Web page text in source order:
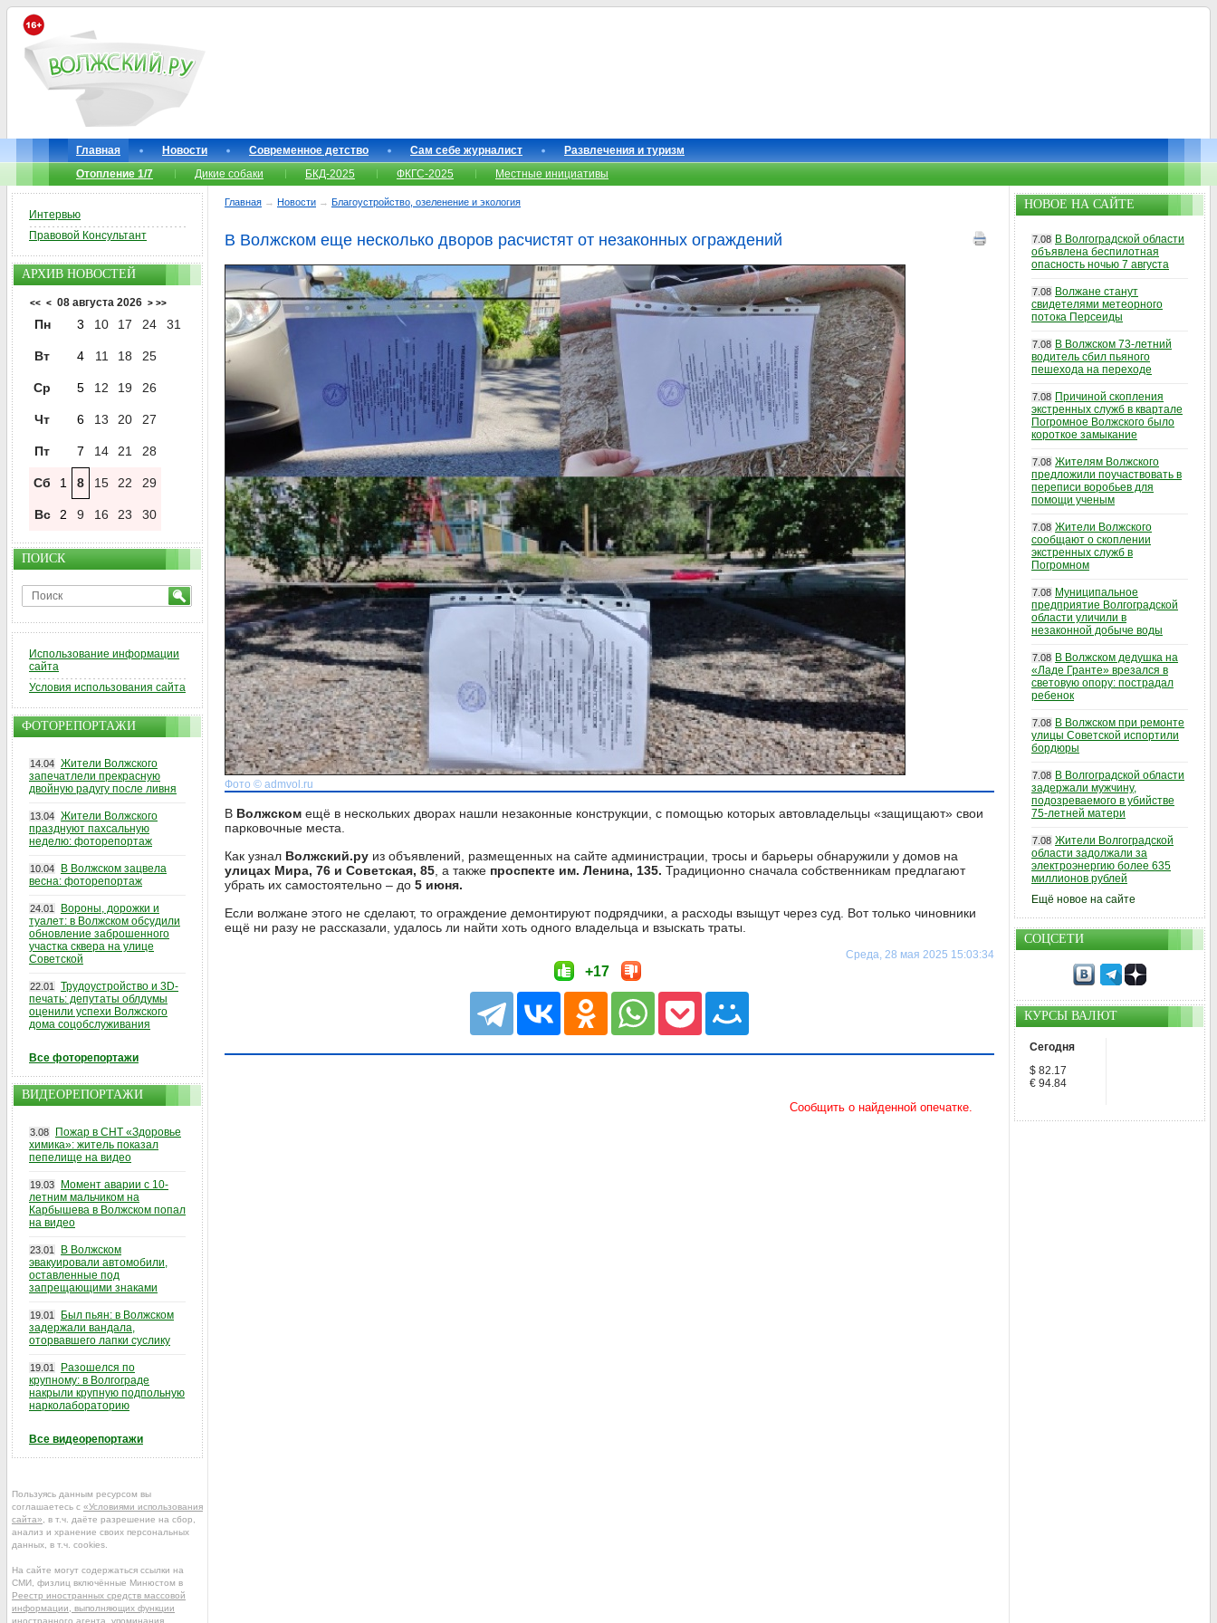
Главная Новости Современное детство Сам себе журналист
Развлечения и туризм
Отопление 1/7
Дикие собаки БКД-2025 ФКГС-2025 Местные инициативы
Главная → Новости → Благоустройство, озеленение и экология
В Волжском еще несколько дворов расчистят от незаконных ограждений
Фото © admvol.ru
В Волжском ещё в нескольких дворах нашли незаконные конструкции, с помощью которых автовладельцы «защищают» свои
парковочные места.
Как узнал Волжский.ру из объявлений, размещенных на сайте администрации, тросы и барьеры обнаружили у домов на
улицах Мира, 76 и Советская, 85 , а также проспекте им. Ленина, 135. Традиционно сначала собственникам предлагают
убрать их самостоятельно – до 5 июня.
Если волжане этого не сделают, то ограждение демонтируют подрядчики, а расходы взыщут через суд. Вот только чиновники
ещё ни разу не рассказали, удалось ли найти хоть одного владельца и взыскать траты.
Среда, 28 мая 2025 15:03:34
+17
Интервью
Правовой Консультант
АРХИВ НОВОСТЕЙ
<< < 08 августа 2026 > >>
Пн 3 10 17 24 31
Вт 4 11 18 25
Ср 5 12 19 26
Чт 6 13 20 27
Пт 7 14 21 28
Сб 1 8 15 22 29
Вс 2 9 16 23 30
ПОИСК
Использование информации
сайта
Условия использования сайта
ФОТОРЕПОРТАЖИ
14.04 Жители Волжского
запечатлели прекрасную
двойную радугу после ливня
13.04 Жители Волжского
празднуют пахсальную
неделю: фоторепортаж
10.04
В Волжском зацвела
весна: фоторепортаж
24.01
Вороны, дорожки и
туалет: в Волжском обсудили
обновление заброшенного
участка сквера на улице
Советской
22.01
Трудоустройство и 3D-
печать: депутаты облдумы
оценили успехи Волжского
дома соцобслуживания
Все фоторепортажи
ВИДЕОРЕПОРТАЖИ
3.08
Пожар в СНТ «Здоровье
химика»: житель показал
пепелище на видео
19.03
Момент аварии с 10-
летним мальчиком на
Карбышева в Волжском попал
на видео
23.01
В Волжском
эвакуировали автомобили,
оставленные под
запрещающими знаками
19.01
Был пьян: в Волжском
задержали вандала,
оторвавшего лапки суслику
19.01
Разошелся по
крупному: в Волгограде
накрыли крупную подпольную
нарколабораторию
Все видеорепортажи
Пользуясь данным ресурсом вы
соглашаетесь с «Условиями использования
сайта» , в т.ч. даёте разрешение на сбор,
анализ и хранение своих персональных
данных, в т.ч. cookies.
На сайте могут содержаться ссылки на
СМИ, физлиц включённые Минюстом в
Реестр иностранных средств массовой
информации, выполняющих функции
иностранного агента , упоминания
НОВОЕ НА САЙТЕ
7.08 В Волгоградской области
объявлена беспилотная
опасность ночью 7 августа
7.08 Волжане станут
свидетелями метеорного
потока Персеиды
7.08 В Волжском 73-летний
водитель сбил пьяного
пешехода на переходе
7.08 Причиной скопления
экстренных служб в квартале
Погромное Волжского было
короткое замыкание
7.08 Жителям Волжского
предложили поучаствовать в
переписи воробьев для
помощи ученым
7.08 Жители Волжского
сообщают о скоплении
экстренных служб в
Погромном
7.08 Муниципальное
предприятие Волгоградской
области уличили в
незаконной добыче воды
7.08 В Волжском дедушка на
«Ладе Гранте» врезался в
световую опору: пострадал
ребенок
7.08 В Волжском при ремонте
улицы Советской испортили
бордюры
7.08 В Волгоградской области
задержали мужчину,
подозреваемого в убийстве
75-летней матери
7.08 Жители Волгоградской
области задолжали за
электроэнергию более 635
миллионов рублей
Ещё новое на сайте
СОЦСЕТИ
КУРСЫ ВАЛЮТ
Сегодня
$ 82.17
€ 94.84